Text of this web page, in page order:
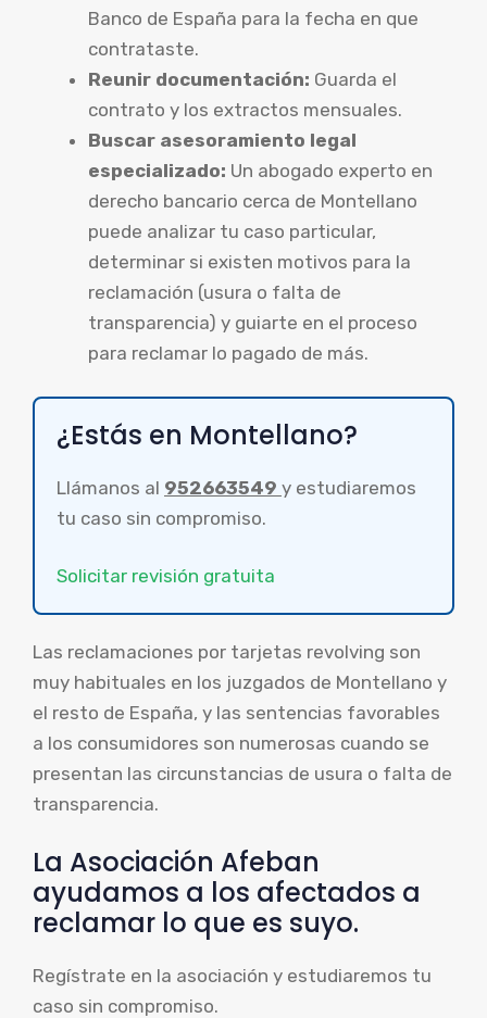
Banco de España para la fecha en que
contrataste.
Reunir documentación: Guarda el
contrato y los extractos mensuales.
Buscar asesoramiento legal
especializado: Un abogado experto en
derecho bancario cerca de Montellano
puede analizar tu caso particular,
determinar si existen motivos para la
reclamación (usura o falta de
transparencia) y guiarte en el proceso
para reclamar lo pagado de más.
¿Estás en Montellano?
Llámanos al 952663549 y estudiaremos
tu caso sin compromiso.
Solicitar revisión gratuita
Las reclamaciones por tarjetas revolving son
muy habituales en los juzgados de Montellano y
el resto de España, y las sentencias favorables
a los consumidores son numerosas cuando se
presentan las circunstancias de usura o falta de
transparencia.
La Asociación Afeban
ayudamos a los afectados a
reclamar lo que es suyo.
Regístrate en la asociación y estudiaremos tu
caso sin compromiso.